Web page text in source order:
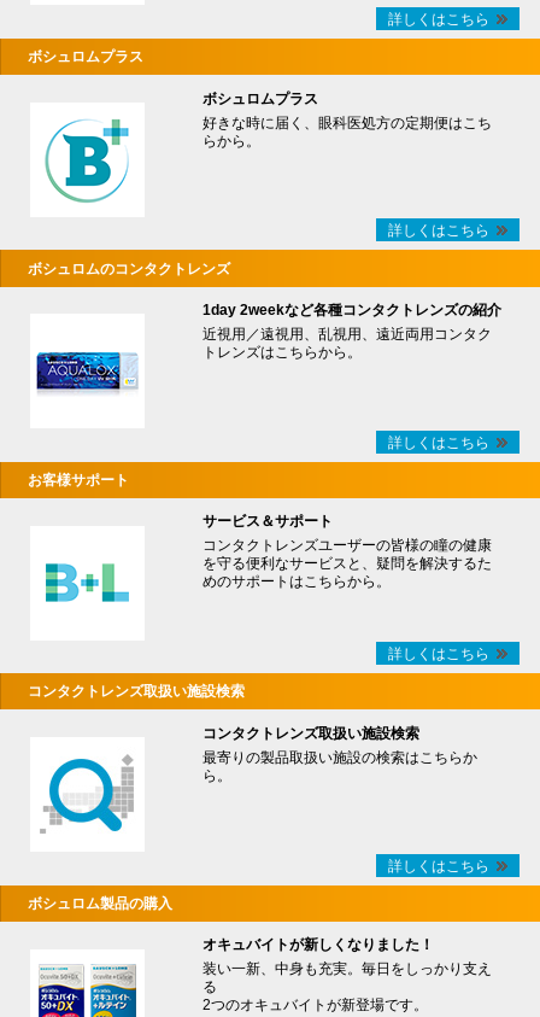
詳しくはこちら
ボシュロムプラス
ボシュロムプラス
好きな時に届く、眼科医処方の定期便はこち
らから。
詳しくはこちら
ボシュロムのコンタクトレンズ
1day 2weekなど各種コンタクトレンズの紹介
近視用／遠視用、乱視用、遠近両用コンタク
トレンズはこちらから。
詳しくはこちら
お客様サポート
サービス＆サポート
コンタクトレンズユーザーの皆様の瞳の健康
を守る便利なサービスと、疑問を解決するた
めのサポートはこちらから。
詳しくはこちら
コンタクトレンズ取扱い施設検索
コンタクトレンズ取扱い施設検索
最寄りの製品取扱い施設の検索はこちらか
ら。
詳しくはこちら
ボシュロム製品の購入
オキュバイトが新しくなりました！
装い一新、中身も充実。毎日をしっかり支え
る
2つのオキュバイトが新登場です。